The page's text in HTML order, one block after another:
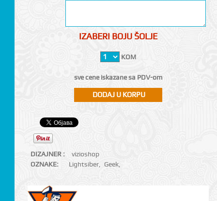
IZABERI BOJU ŠOLJE
KOM
sve cene iskazane sa PDV-om
DIZAJNER :
vizioshop
OZNAKE:
Lightsiber, Geek,